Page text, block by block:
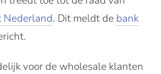
Nederland. Dit meldt de bank
voor de wholesale klanten